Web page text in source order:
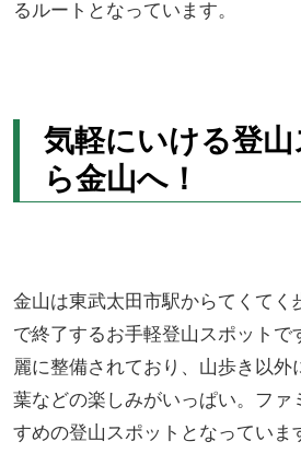
るルートとなっています。
気軽にいける登
ら金山へ！
金山は東武太田市駅からてくてく
で終了するお手軽登山スポットで
麗に整備されており、山歩き以外
葉などの楽しみがいっぱい。ファ
すめの登山スポットとなっていま